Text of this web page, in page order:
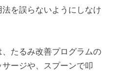
を誤らないようにしなけ
たるみ改善プログラムの
ージや、スプーンで叩